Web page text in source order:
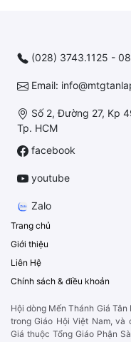
(028) 3743.1125 -
Email:
Số 2, Đường 27, Kp
Tp. HCM
facebook
youtube
Zalo
Trang chủ
Giới thiệu
Liên Hệ
Chính sách & điều khoản
Hội dòng Mến Thánh Giá
trong Giáo Hội Việt Nam, và
Giá thuộc Tổng Giáo Phận